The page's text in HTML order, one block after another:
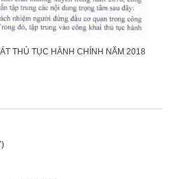
THỦ TỤC HÀNH CHÍNH NĂM 2018